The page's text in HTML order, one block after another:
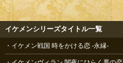
イケメンシリーズタイトル一覧
イケメン戦国 時をかける恋 -永縁-